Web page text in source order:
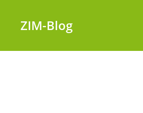
ZIM-Blog